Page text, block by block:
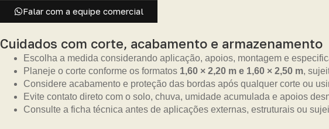
Falar com a equipe comercial
Cuidados com corte, acabamento e armazenamento
Escolha a medida considerando aplicação, apoios, montagem e
Planeje o corte conforme os formatos 1,60 × 2,20 m e 1,60 × 2,50 m,
Considere acabamento e proteção das bordas após qualquer corte ou
Evite contato direto com o solo, chuva, umidade acumulada e apoios
Consulte a ficha técnica antes de aplicações externas, estruturais ou